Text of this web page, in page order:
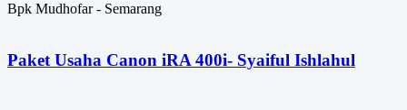
Bpk Mudhofar - Semarang
Paket Usaha Canon iRA 400i- Syaiful Ishlahul